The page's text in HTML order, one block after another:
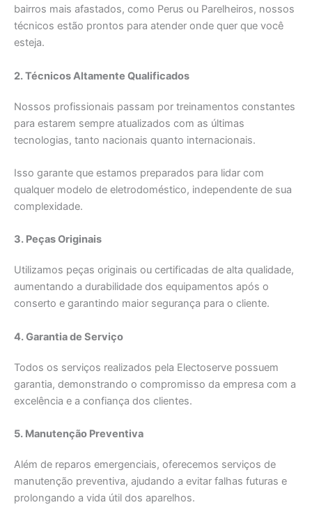
bairros mais afastados, como Perus ou Parelheiros, nossos
técnicos estão prontos para atender onde quer que você
esteja.
2. Técnicos Altamente Qualificados
Nossos profissionais passam por treinamentos constantes
para estarem sempre atualizados com as últimas
tecnologias, tanto nacionais quanto internacionais.
Isso garante que estamos preparados para lidar com
qualquer modelo de eletrodoméstico, independente de sua
complexidade.
3. Peças Originais
Utilizamos peças originais ou certificadas de alta qualidade,
aumentando a durabilidade dos equipamentos após o
conserto e garantindo maior segurança para o cliente.
4. Garantia de Serviço
Todos os serviços realizados pela Electoserve possuem
garantia, demonstrando o compromisso da empresa com a
excelência e a confiança dos clientes.
5. Manutenção Preventiva
Além de reparos emergenciais, oferecemos serviços de
manutenção preventiva, ajudando a evitar falhas futuras e
prolongando a vida útil dos aparelhos.